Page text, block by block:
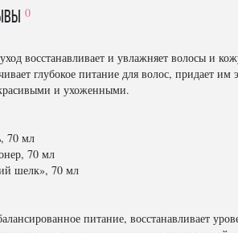
0
восстанавливает и увлажняет волосы и
глубокое питание для волос, придает
и ухоженными.
70 мл
70 мл
шелк», 70 мл
питание, восстанавливает